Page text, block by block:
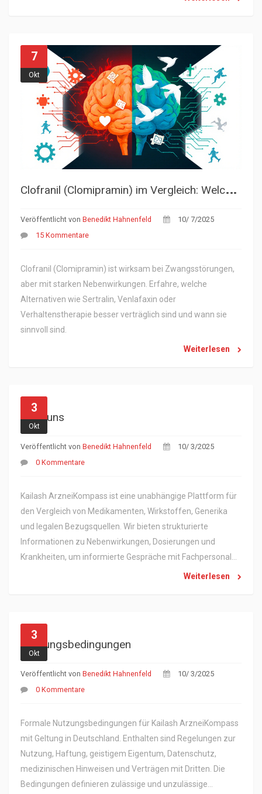
7
Okt
C
lofranil (Clomipramin) im Vergleich: Welche Alternativen gibt es und welche sind besser?
Veröffentlicht von Benedikt Hahnenfeld
10/ 7/2025
15 Kommentare
Clofranil (Clomipramin) ist wirksam bei Zwangsstörungen,
aber mit starken Nebenwirkungen. Erfahre, welche
Alternativen wie Sertralin, Venlafaxin oder
Verhaltenstherapie besser verträglich sind und wann sie
sinnvoll sind.
Weiterlesen
3
Okt
Über uns
Veröffentlicht von Benedikt Hahnenfeld
10/ 3/2025
0 Kommentare
Kailash ArzneiKompass ist eine unabhängige Plattform für
den Vergleich von Medikamenten, Wirkstoffen, Generika
und legalen Bezugsquellen. Wir bieten strukturierte
Informationen zu Nebenwirkungen, Dosierungen und
Krankheiten, um informierte Gespräche mit Fachpersonal
zu unterstützen. Unsere Inhalte ersetzen keineWeiterlesen
3
Okt
Nutzungsbedingungen
Veröffentlicht von Benedikt Hahnenfeld
10/ 3/2025
0 Kommentare
Formale Nutzungsbedingungen für Kailash ArzneiKompass
mit Geltung in Deutschland. Enthalten sind Regelungen zur
Nutzung, Haftung, geistigem Eigentum, Datenschutz,
medizinischen Hinweisen und Verträgen mit Dritten. Die
Bedingungen definieren zulässige und unzulässige